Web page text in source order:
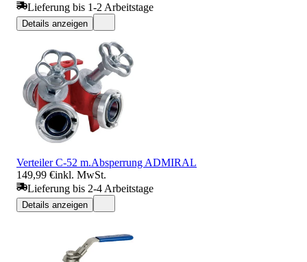
Lieferung bis 1-2 Arbeitstage
Details anzeigen
Verteiler C-52 m.Absperrung ADMIRAL
149,99 €inkl. MwSt.
Lieferung bis 2-4 Arbeitstage
Details anzeigen